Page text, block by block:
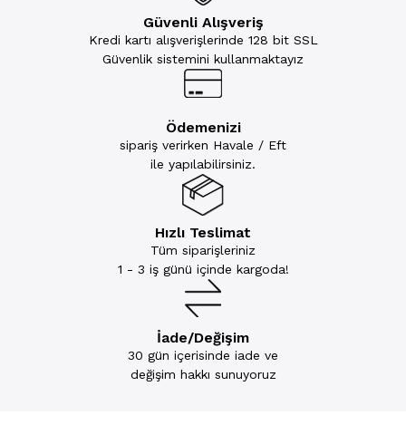
Güvenli Alışveriş
Kredi kartı alışverişlerinde 128 bit SSL
Güvenlik sistemini kullanmaktayız
Ödemenizi
sipariş verirken Havale / Eft
ile yapılabilirsiniz.
Hızlı Teslimat
Tüm siparişleriniz
1 - 3 iş günü içinde kargoda!
İade/Değişim
30 gün içerisinde iade ve
değişim hakkı sunuyoruz